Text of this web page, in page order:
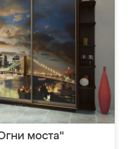
моста"